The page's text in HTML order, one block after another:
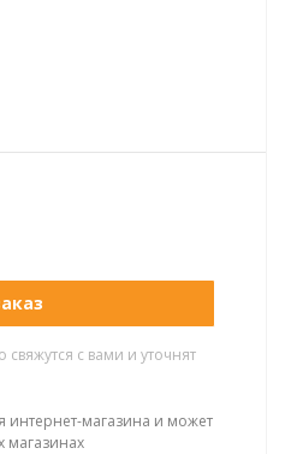
с вами и уточнят
интернет-магазина и может
магазинах